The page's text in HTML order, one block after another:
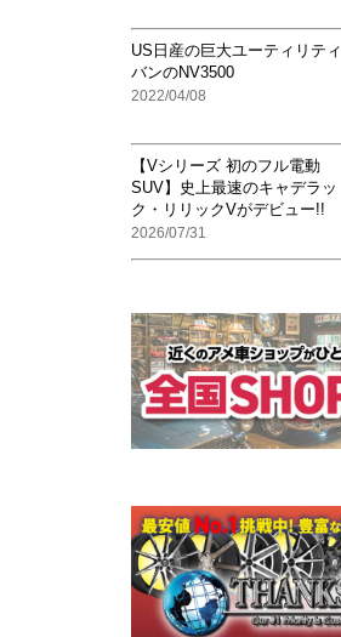
US日産の巨大ユーティリティ
バンのNV3500
2022/04/08
【Vシリーズ 初のフル電動
SUV】史上最速のキャデラッ
ク・リリックVがデビュー!!
2026/07/31